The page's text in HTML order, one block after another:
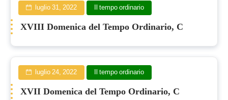
luglio 31, 2022 Il tempo ordinario
XVIII Domenica del Tempo Ordinario, C
luglio 24, 2022 Il tempo ordinario
XVII Domenica del Tempo Ordinario, C